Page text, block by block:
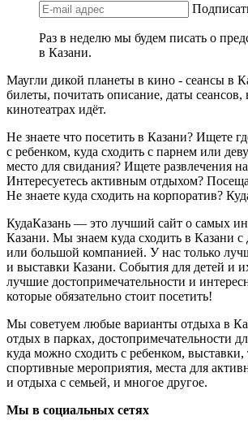
Раз в неделю мы будем писать о
в Казани.
Маугли дикой планеты в кино - сеансы в
билеты, почитать описание, даты сеансов,
кинотеатрах идёт.
Не знаете что посетить в Казани? Ищете
с ребенком, куда сходить с парнем или
место для свидания? Ищете развлечения
Интересуетесь активным отдыхом?
Не знаете куда сходить на корпоратив?
КудаКазань — это лучший сайт о самых
Казани. Мы знаем куда сходить в Казани
или большой компанией. У нас только
и выставки Казани. События для детей и
лучшие достопримечательности и
которые обязательно стоит посетить!
Мы советуем любые варианты отдыха в
отдых в парках, достопримечательности
куда можно сходить с ребенком, выставки,
спортивные мероприятия, места для
и отдыха с семьей, и многое другое.
Мы в социальных сетях